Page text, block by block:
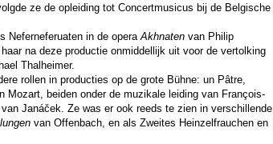
ze de opleiding tot Concertmusicus bij de Belgische
Neferneferuaten in de opera Akhnaten van Philip
na deze productie onmiddellijk uit voor de vertolking
Thalheimer.
rollen in producties op de grote Bühne: un Pâtre,
Mozart, beiden onder de muzikale leiding van François-
van Janáček. Ze was er ook reeds te zien in verschillende
van Offenbach, en als Zweites Heinzelfrauchen en